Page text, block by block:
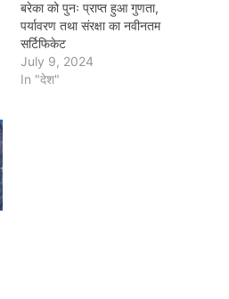
बरेका को पुनः प्राप्त हुआ गुणता,
पर्यावरण तथा संरक्षा का नवीनतम
सर्टिफिकेट
July 9, 2024
In "देश"